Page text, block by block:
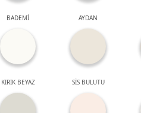
BADEMİ AYDAN
KIRIK BEYAZ SİS BULUTU